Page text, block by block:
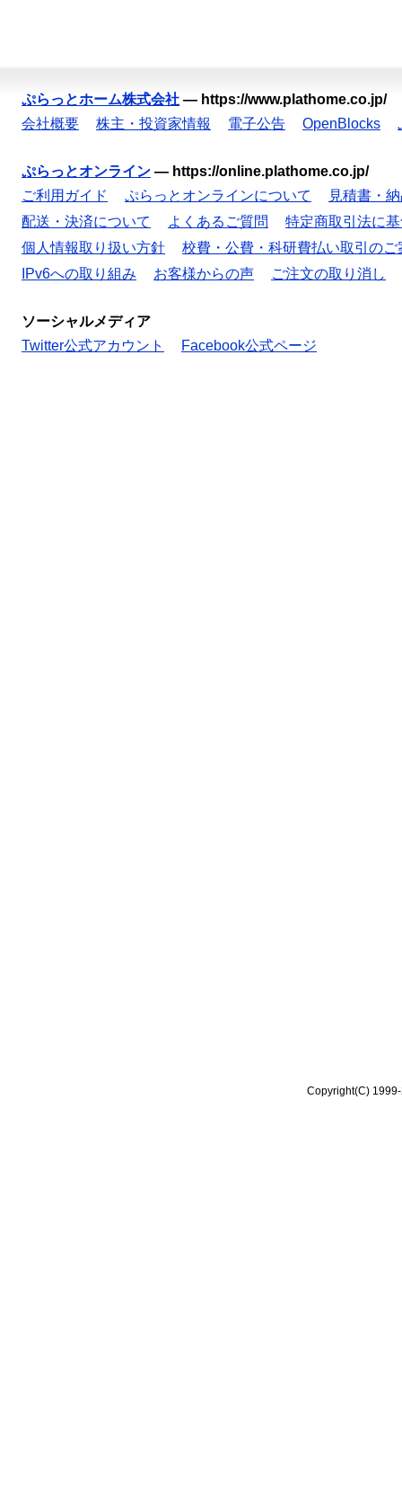
ぷらっとホーム株式会社 — https://www.plathome.co.jp/
会社概要
株主・投資家情報 電子公告 OpenBlocks
ぷらっとオンライン — https://online.plathome.co.jp/
ご利用ガイド
ぷらっとオンラインについて
見積書・
配送・決済について
よくあるご質問
特定商取引法に
個人情報取り扱い方針
校費・公費・科研費払い取引のご
IPv6への取り組み
お客様からの声 ご注文の取り消し
ソーシャルメディア
Twitter公式アカウント
Facebook公式ページ
Copyright(C)